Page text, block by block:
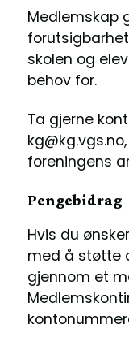
Medlemskap
skolen og
behov for.
Ta gjerne
foreningens
Pengebidrag
Hvis du
med å støtte
gjennom et